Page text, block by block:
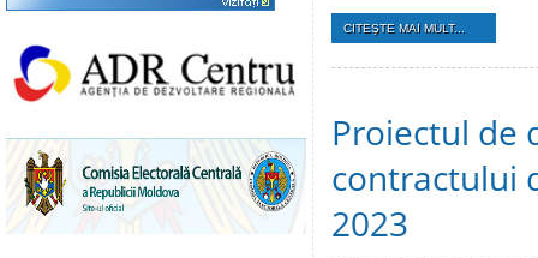
CITEŞTE MAI MULT...
Proiectul de
contractului
2023